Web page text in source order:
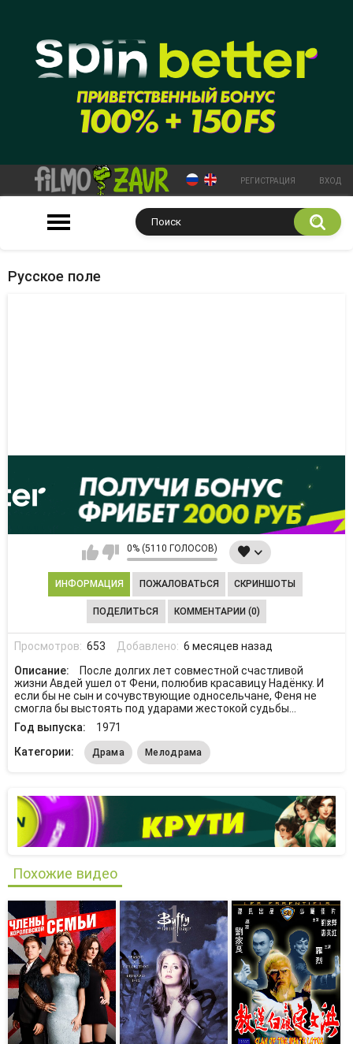
РЕГИСТРАЦИЯ ВХОД
Русское поле
0% (5110 ГОЛОСОВ)
ИНФОРМАЦИЯ ПОЖАЛОВАТЬСЯ СКРИНШОТЫ
ПОДЕЛИТЬСЯ КОММЕНТАРИИ (0)
Просмотров: 653 Добавлено: 6 месяцев назад
Описание:
После долгих лет совместной счастливой
жизни Авдей ушел от Фени, полюбив красавицу Надёнку. И
если бы не сын и сочувствующие односельчане, Феня не
смогла бы выстоять под ударами жестокой судьбы...
Год выпуска:
1971
Категории:
Драма Мелодрама
Похожие видео